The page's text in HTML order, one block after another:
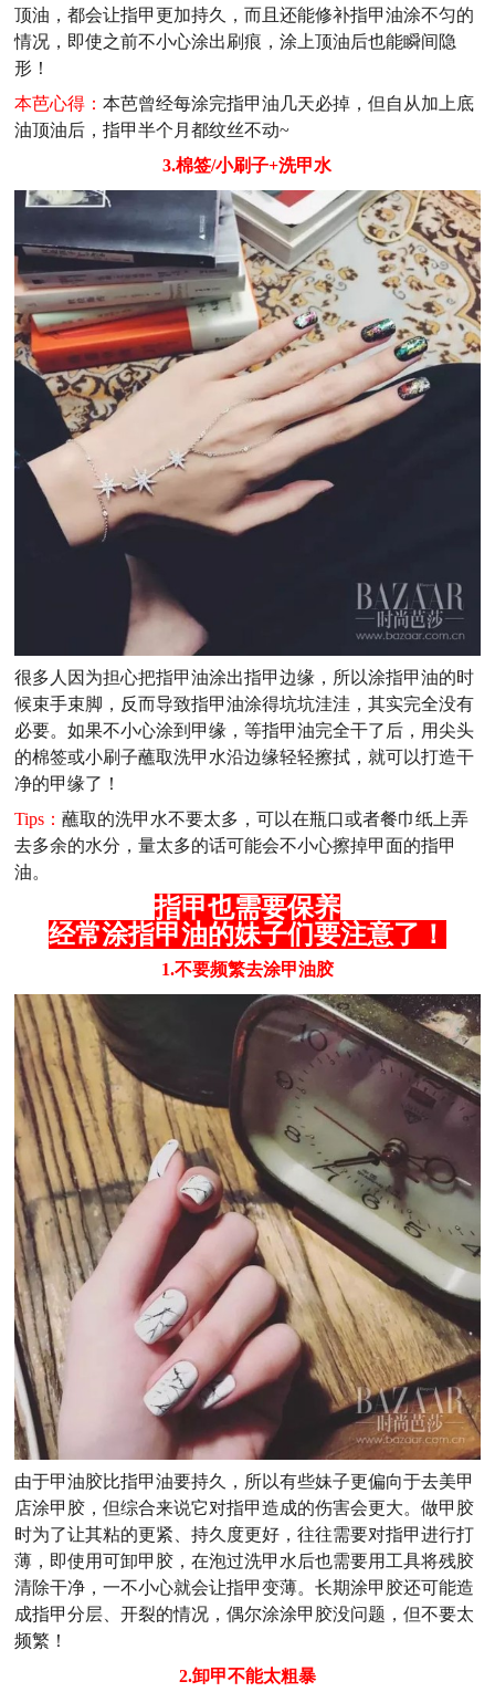
顶油，都会让指甲更加持久，而且还能修补指甲油涂不匀的
情况，即使之前不小心涂出刷痕，涂上顶油后也能瞬间隐
形！
本芭心得：本芭曾经每涂完指甲油几天必掉，但自从加上底
油顶油后，指甲半个月都纹丝不动~
3.棉签/小刷子+洗甲水
很多人因为担心把指甲油涂出指甲边缘，所以涂指甲油的时
候束手束脚，反而导致指甲油涂得坑坑洼洼，其实完全没有
必要。如果不小心涂到甲缘，等指甲油完全干了后，用尖头
的棉签或小刷子蘸取洗甲水沿边缘轻轻擦拭，就可以打造干
净的甲缘了！
Tips：蘸取的洗甲水不要太多，可以在瓶口或者餐巾纸上弄
去多余的水分，量太多的话可能会不小心擦掉甲面的指甲
油。
指甲也需要保养
经常涂指甲油的妹子们要注意了！
1.不要频繁去涂甲油胶
由于甲油胶比指甲油要持久，所以有些妹子更偏向于去美甲
店涂甲胶，但综合来说它对指甲造成的伤害会更大。做甲胶
时为了让其粘的更紧、持久度更好，往往需要对指甲进行打
薄，即使用可卸甲胶，在泡过洗甲水后也需要用工具将残胶
清除干净，一不小心就会让指甲变薄。长期涂甲胶还可能造
成指甲分层、开裂的情况，偶尔涂涂甲胶没问题，但不要太
频繁！
2.卸甲不能太粗暴